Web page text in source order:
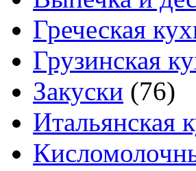
Греческая
Грузинская
Закуски (76)
Итальянская